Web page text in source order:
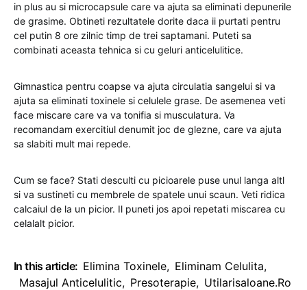
in plus au si microcapsule care va ajuta sa eliminati depunerile
de grasime. Obtineti rezultatele dorite daca ii purtati pentru
cel putin 8 ore zilnic timp de trei saptamani. Puteti sa
combinati aceasta tehnica si cu geluri anticelulitice.
Gimnastica pentru coapse va ajuta circulatia sangelui si va
ajuta sa eliminati toxinele si celulele grase. De asemenea veti
face miscare care va va tonifia si musculatura. Va
recomandam exercitiul denumit joc de glezne, care va ajuta
sa slabiti mult mai repede.
Cum se face? Stati desculti cu picioarele puse unul langa altl
si va sustineti cu membrele de spatele unui scaun. Veti ridica
calcaiul de la un picior. Il puneti jos apoi repetati miscarea cu
celalalt picior.
In this article: Elimina Toxinele, Eliminam Celulita,
Masajul Anticelulitic, Presoterapie, Utilarisaloane.ro